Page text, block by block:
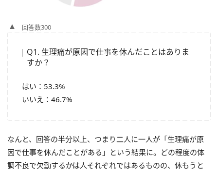
回答数300
Q1. 生理痛が原因で仕事を休んだことはありま
すか？
はい：53.3%
いいえ：46.7%
なんと、回答の半分以上、つまり二人に一人が「生理痛が原
因で仕事を休んだことがある」という結果に。どの程度の体
調不良で欠勤するかは人それぞれではあるものの、休もうと